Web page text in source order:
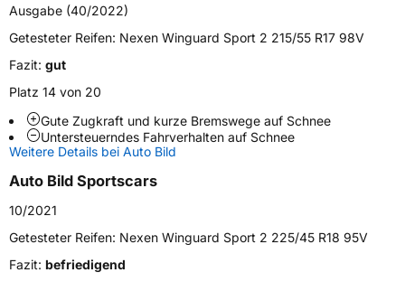
FahrzeugtypPKW
VerwendungWinterreifen
Modellname
FahrzeugartPKW & SUV
Weitere Eigenschaften
SchlauchtypTL
ZustandNeureifen
Ausgabe (40/2022)
Getesteter Reifen: Nexen Winguard Sport 2 215/55 R17 98V
Fazit: gut
Platz 14 von 20
Gute Zugkraft und kurze Bremswege auf Schnee
Untersteuerndes Fahrverhalten auf Schnee
Weitere Details bei Auto Bild
Auto Bild Sportscars
10/2021
Getesteter Reifen: Nexen Winguard Sport 2 225/45 R18 95V
Fazit: befriedigend